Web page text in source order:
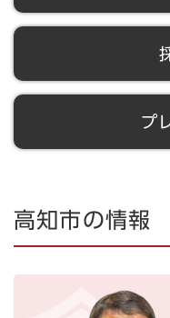
プ
高知市の情報